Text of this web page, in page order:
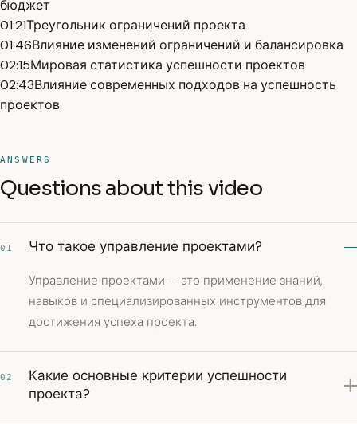
бюджет
01:21Треугольник ограничений проекта
01:46Влияние изменений ограничений и балансировка
02:15Мировая статистика успешности проектов
02:43Влияние современных подходов на успешность
проектов
ANSWERS
Questions about this video
01 Что такое управление проектами?
Управление проектами — это применение знаний,
навыков и специализированных инструментов для
достижения успеха проекта.
02
Какие основные критерии успешности
проекта?